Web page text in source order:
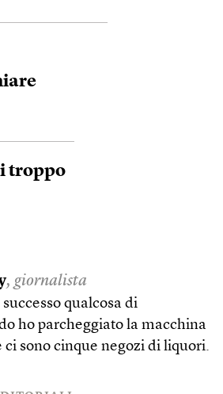
troppo
, giornalista
qualcosa di
ho parcheggiato la macchina
ci sono cinque negozi di liquori.